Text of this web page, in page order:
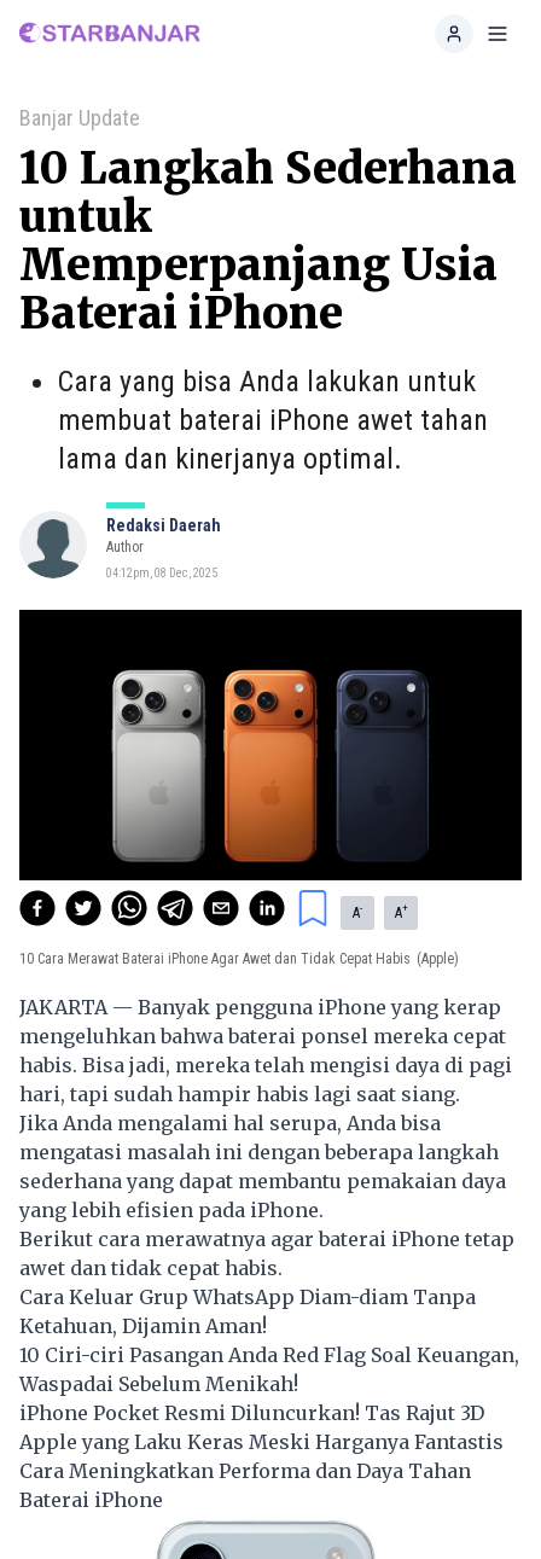
Home
Banjar Update
10 Langkah Sederhana
untuk
Memperpanjang Usia
Baterai iPhone
Cara yang bisa Anda lakukan untuk
membuat baterai iPhone awet tahan
lama dan kinerjanya optimal.
Redaksi Daerah
Author
04:12pm, 08 Dec, 2025
A- A+
10 Cara Merawat Baterai iPhone Agar Awet dan Tidak Cepat Habis (Apple)
JAKARTA — Banyak pengguna iPhone yang kerap
mengeluhkan bahwa baterai ponsel mereka cepat
habis. Bisa jadi, mereka telah mengisi daya di pagi
hari, tapi sudah hampir habis lagi saat siang.
Jika Anda mengalami hal serupa, Anda bisa
mengatasi masalah ini dengan beberapa langkah
sederhana yang dapat membantu pemakaian daya
yang lebih efisien pada iPhone.
Berikut cara merawatnya agar baterai iPhone tetap
awet dan tidak cepat habis.
Cara Keluar Grup WhatsApp Diam-diam Tanpa
Ketahuan, Dijamin Aman!
10 Ciri-ciri Pasangan Anda Red Flag Soal Keuangan,
Waspadai Sebelum Menikah!
iPhone Pocket Resmi Diluncurkan! Tas Rajut 3D
Apple yang Laku Keras Meski Harganya Fantastis
Cara Meningkatkan Performa dan Daya Tahan
Baterai iPhone